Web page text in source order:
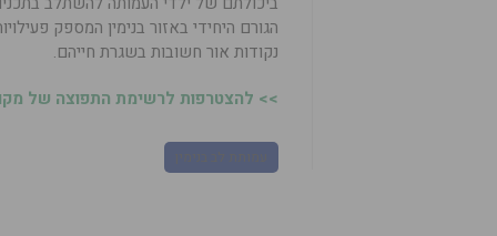
הגורם היחידי באזור בנימין המספק
נקודות אור חשובות בשגרת חייהם.
>> להצטרפות לרשימת התפוצה של